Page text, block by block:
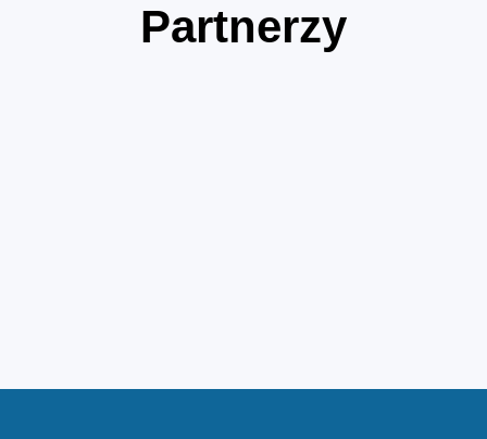
Partnerzy